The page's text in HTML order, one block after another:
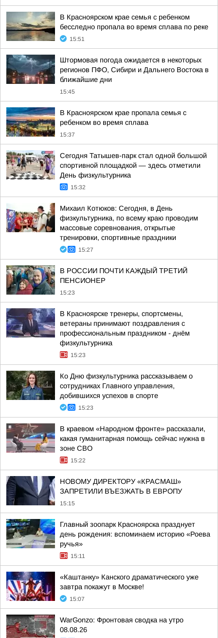
В Красноярском крае семья с ребенком
бесследно пропала во время сплава по реке
15:51
Штормовая погода ожидается в некоторых
регионов ПФО, Сибири и Дальнего Востока в
ближайшие дни
15:45
В Красноярском крае пропала семья с
ребенком во время сплава
15:37
Сегодня Татышев-парк стал одной большой
спортивной площадкой — здесь отметили
День физкультурника
15:32
Михаил Котюков: Сегодня, в День
физкультурника, по всему краю проводим
массовые соревнования, открытые
тренировки, спортивные праздники
15:27
В РОССИИ ПОЧТИ КАЖДЫЙ ТРЕТИЙ
ПЕНСИОНЕР
15:23
В Красноярске тренеры, спортсмены,
ветераны принимают поздравления с
профессиональным праздником - днём
физкультурника
15:23
Ко Дню физкультурника рассказываем о
сотрудниках Главного управления,
добившихся успехов в спорте
15:23
В краевом «Народном фронте» рассказали,
какая гуманитарная помощь сейчас нужна в
зоне СВО
15:22
НОВОМУ ДИРЕКТОРУ «КРАСМАШ»
ЗАПРЕТИЛИ ВЪЕЗЖАТЬ В ЕВРОПУ
15:15
Главный зоопарк Красноярска празднует
день рождения: вспоминаем историю «Роева
ручья»
15:11
«Каштанку» Канского драматического уже
завтра покажут в Москве!
15:07
WarGonzo: Фронтовая сводка на утро
08.08.26